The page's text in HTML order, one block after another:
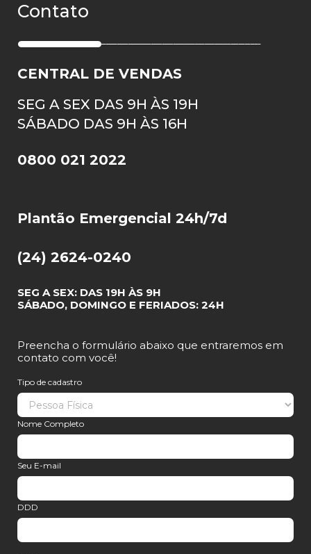
Contato
CENTRAL DE VENDAS
SEG A SEX DAS 9H ÀS 19H
SÁBADO DAS 9H ÀS 16H
0800 021 2022
Plantão Emergencial 24h/7d
(24) 2624-0240
SEG A SEX: DAS 19H ÀS 9H
SÁBADO, DOMINGO E FERIADOS: 24H
Preencha o formulário abaixo que entraremos em
contato com você!
Tipo de cadastro
Nome Completo
Seu E-mail
DDD